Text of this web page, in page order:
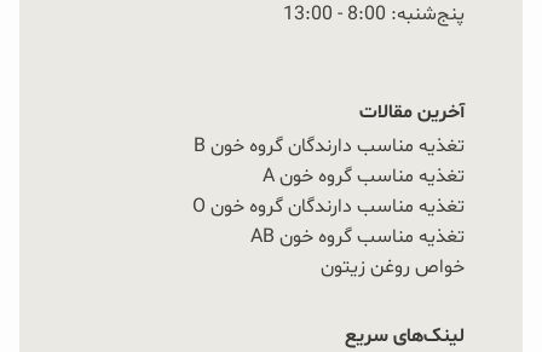
پنج‌شنبه: 8:00 - 13:00
آخرین مقالات
تغذیه مناسب دارندگان گروه خون B
تغذیه مناسب گروه خون A
تغذیه مناسب دارندگان گروه خون O
تغذیه مناسب گروه خون AB
خواص روغن زیتون
لینک‌های سریع